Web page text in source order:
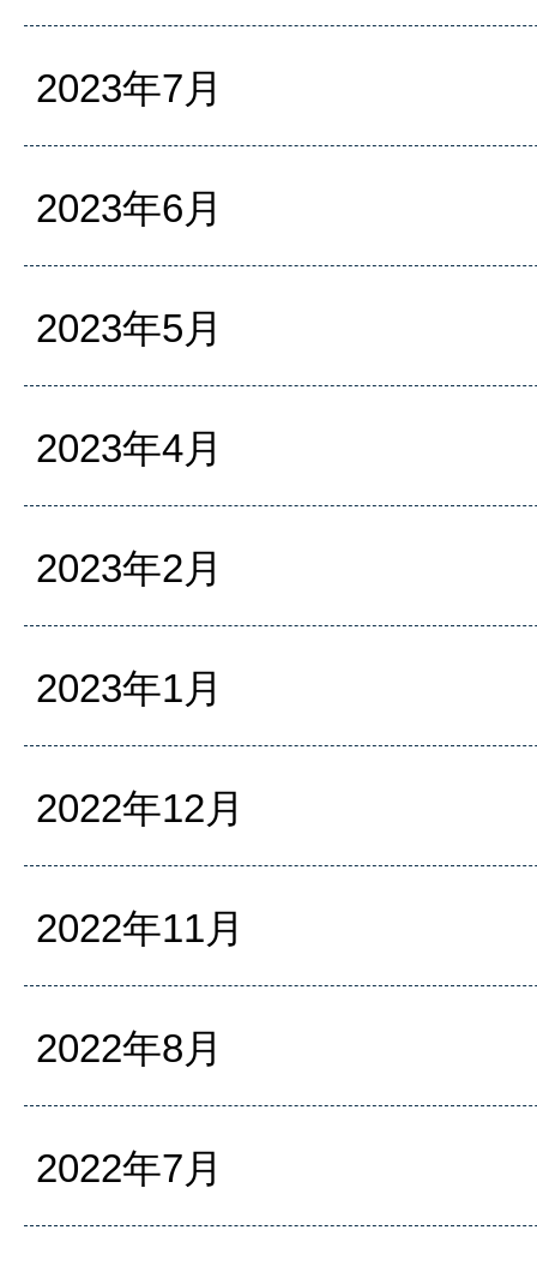
2023年7月
2023年6月
2023年5月
2023年4月
2023年2月
2023年1月
2022年12月
2022年11月
2022年8月
2022年7月